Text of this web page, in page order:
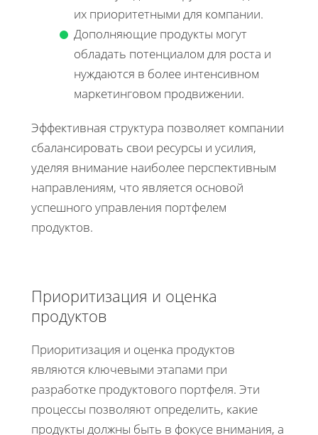
их приоритетными для компании.
Дополняющие продукты могут
обладать потенциалом для роста и
нуждаются в более интенсивном
маркетинговом продвижении.
Эффективная структура позволяет компании
сбалансировать свои ресурсы и усилия,
уделяя внимание наиболее перспективным
направлениям, что является основой
успешного управления портфелем
продуктов.
Приоритизация и оценка
продуктов
Приоритизация и оценка продуктов
являются ключевыми этапами при
разработке продуктового портфеля. Эти
процессы позволяют определить, какие
продукты должны быть в фокусе внимания, а